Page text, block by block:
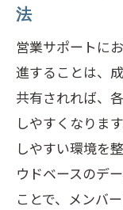
法
営業サポートに
進することは、
共有されれば、
しやすくなりま
しやすい環境を
ウドベースのデ
ことで、メンバ